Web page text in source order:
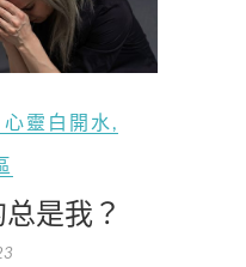
心靈白開水
是我？